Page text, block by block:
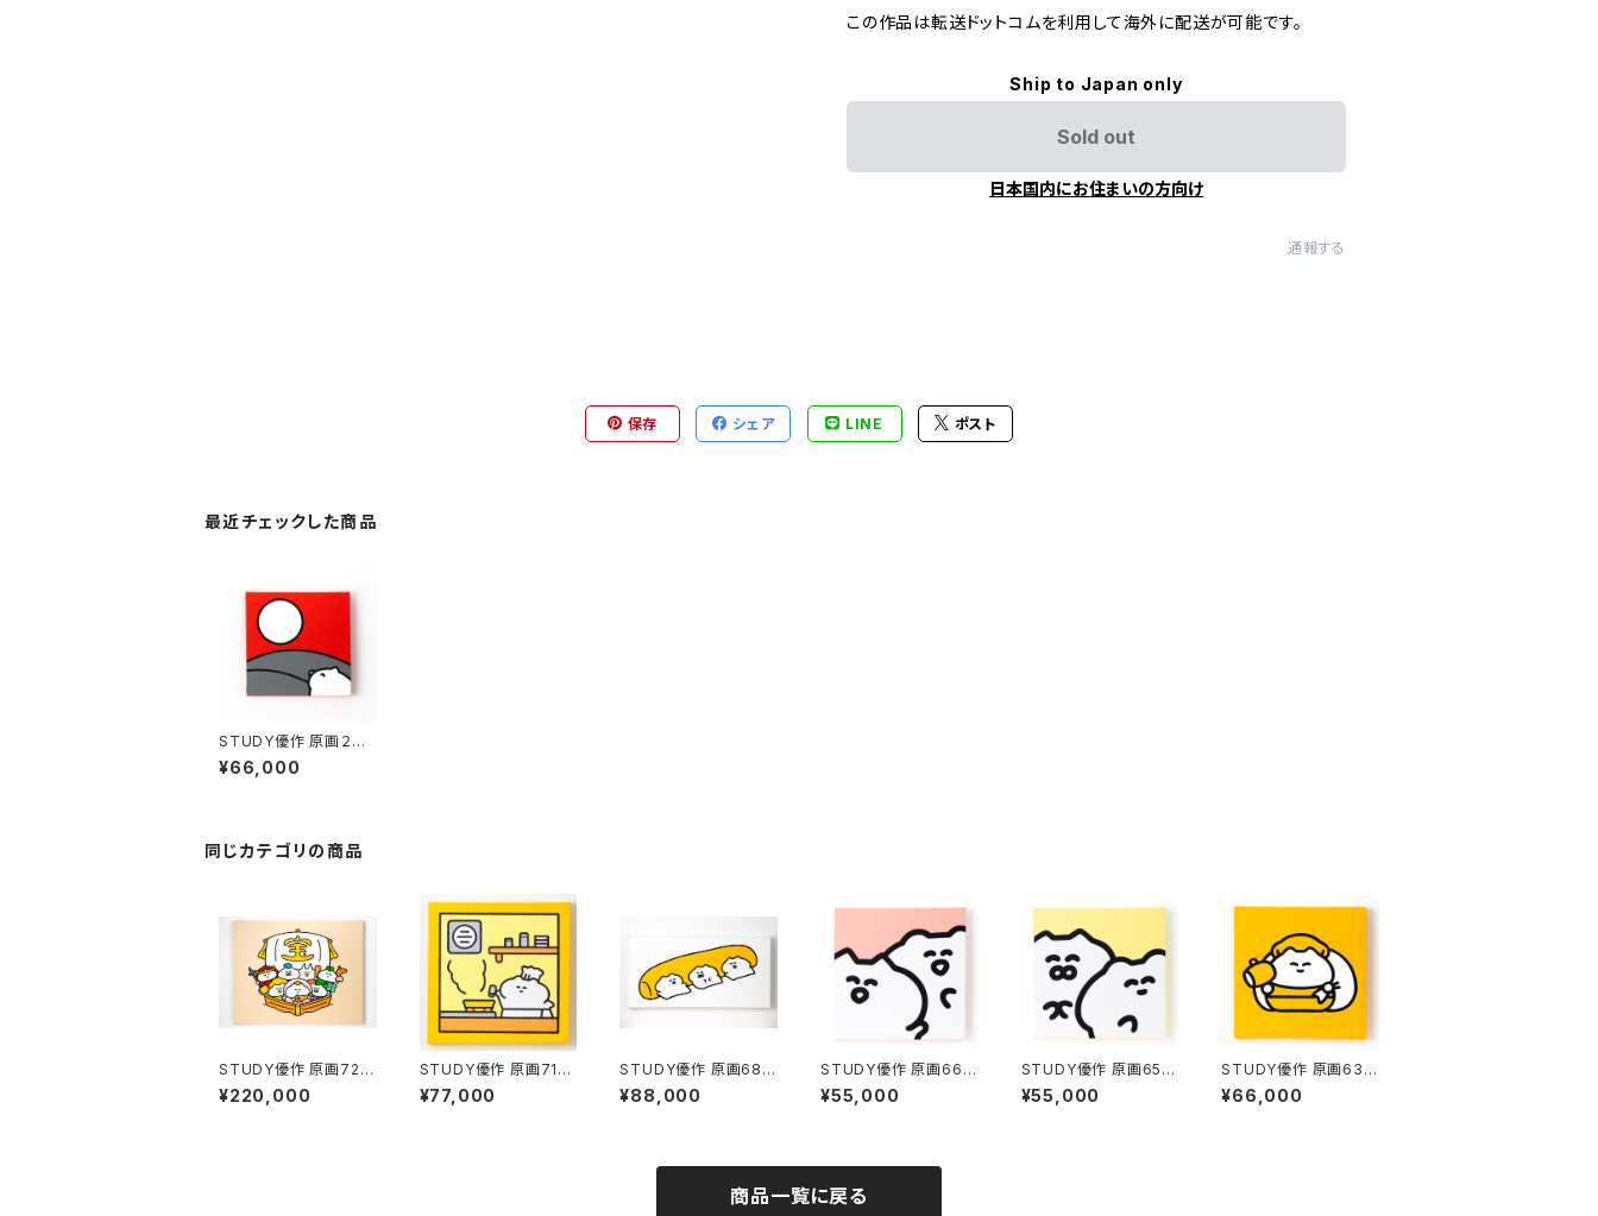
この作品は転送ドットコムを利用して海外に配送が可能です。
Ship to Japan only
Sold out
日本国内にお住まいの方向け
通報する
保存 シェア LINE ポスト
最近チェックした商品
STUDY優作 原画２２
「花札・薄に月」
¥66,000
同じカテゴリの商品
STUDY優作 原画72
「宝船」
¥220,000
STUDY優作 原画71
「作る生活」
¥77,000
STUDY優作 原画68
「クッション」
¥88,000
STUDY優作 原画66
「ツーショット（赤）」
¥55,000
STUDY優作 原画65
「ツーショット（黄）」
¥55,000
STUDY優作 原画63
「七福神・大黒天」
¥66,000
商品一覧に戻る